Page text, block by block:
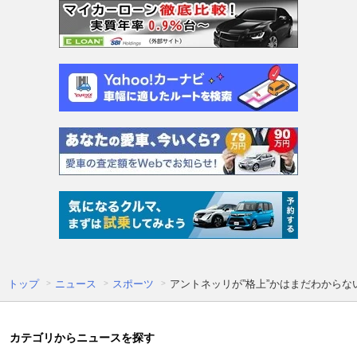
トップ ニュース スポーツ アントネッリが”格上”かはまだわから
カテゴリからニュースを探す